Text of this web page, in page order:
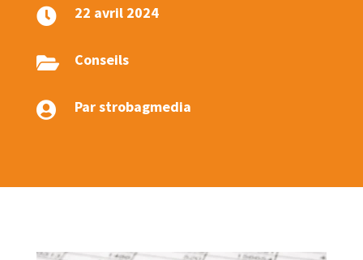
 22 avril 2024
 Conseils
 Par strobagmedia